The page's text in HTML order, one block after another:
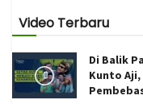
Video Terbaru
Di Balik
Kunto